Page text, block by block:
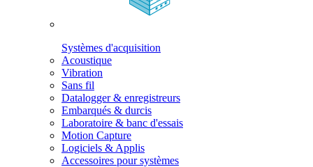
Systèmes d'acquisition
Acoustique
Vibration
Sans fil
Datalogger & enregistreurs
Embarqués & durcis
Laboratoire & banc d'essais
Motion Capture
Logiciels & Applis
Accessoires pour systèmes